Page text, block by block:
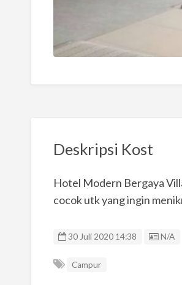
Deskripsi Kost
Hotel Modern Bergaya
cocok utk yang ingin
30 Juli 2020 14:38 N/A
Campur